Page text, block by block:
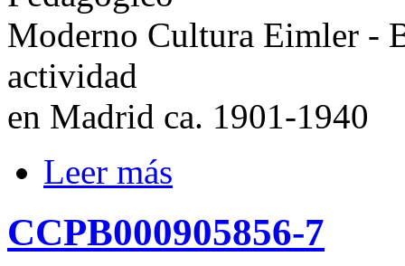
Moderno Cultura Eimler -
actividad
en Madrid ca. 1901-1940
Leer más
CCPB000905856-7